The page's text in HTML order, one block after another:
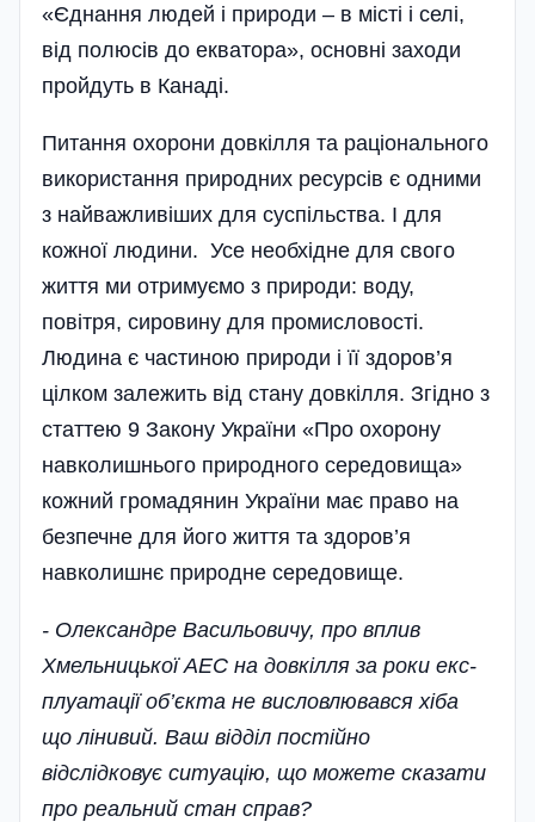
«Єднання людей і природи – в місті і селі,
від полюсів до екватора», основні заходи
пройдуть в Канаді.
Питання охорони довкілля та раціонального
використання природних ресурсів є одними
з найважливіших для суспі­льства. І для
кожної людини. Усе необхідне для свого
життя ми отримуємо з природи: воду,
повітря, сировину для промисловості.
Людина є частиною при­роди і її здоров’я
цілком залежить від стану довкілля. Згідно з
статтею 9 Закону України «Про охорону
навколишнього природного середовища»
кожний громадянин України має право на
безпечне для його життя та здоров’я
навколишнє природне середовище.
- Олександре Васильовичу, про вплив
Хмельницької АЕС на довкілля за роки екс­
плуатації об’єкта не висловлювався хіба
що лінивий. Ваш відділ постійно
відслідковує ситуацію, що можете сказати
про реальний стан справ?